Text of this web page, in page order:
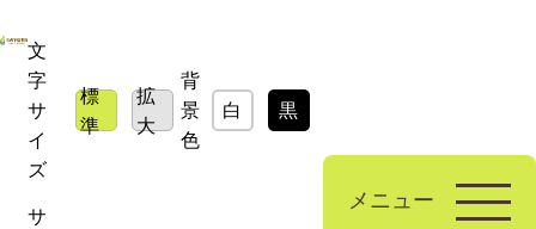
文
字
サ
イ
ズ
標
準
拡
大
背
景
色
白 黒
サ
メニュー